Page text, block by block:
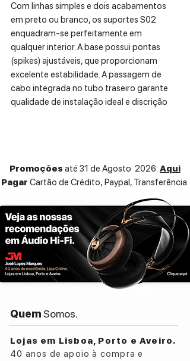
Com linhas simples e dois acabamentos
em preto ou branco, os suportes S02
enquadram-se perfeitamente em
qualquer interior. A base possui pontas
(spikes) ajustáveis, que proporcionam
excelente estabilidade. A passagem de
cabo integrada no tubo traseiro garante
qualidade de instalação ideal e discrição
Dim. da base do topo: 165x215 mm; guia
de cabos interna; spikes e bases
protetoras; Dim. 270x230x596 mm; Peso
10 kg
Promoções até 31 de Agosto 2026: Aqui
Pagar Cartão de Crédito, Paypal, Transferência
QuemSomos.
Lojas em Lisboa, Porto e Aveiro.
40 anos de apoio à compra e